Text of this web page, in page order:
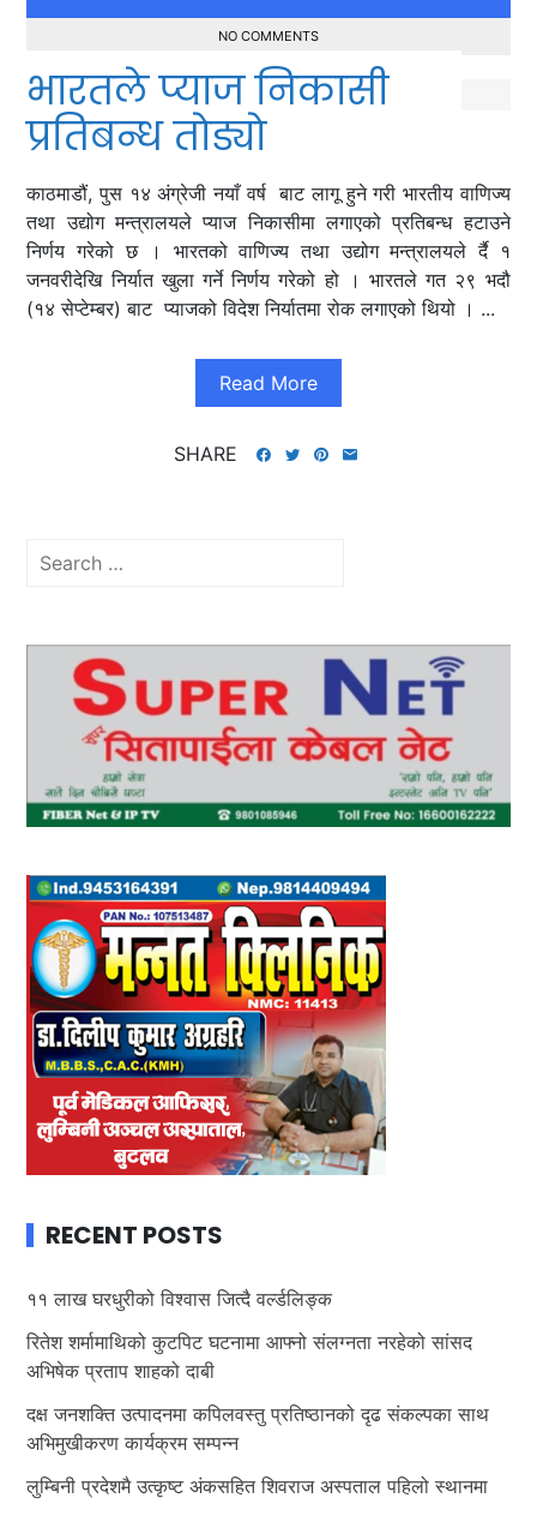
NO COMMENTS
भारतले प्याज निकासी
प्रतिबन्ध ताेड्याे
काठमाडौं, पुस १४ अंग्रेजी नयाँ वर्ष बाट लागू हुने गरी भारतीय वाणिज्य
तथा उद्योग मन्त्रालयले प्याज निकासीमा लगाएको प्रतिबन्ध हटाउने
निर्णय गरेको छ । भारतको वाणिज्य तथा उद्योग मन्त्रालयले र्दै १
जनवरीदेखि निर्यात खुला गर्ने निर्णय गरेको हो । भारतले गत २९ भदौ
(१४ सेप्टेम्बर) बाट प्याजको विदेश निर्यातमा रोक लगाएको थियो । ...
Read More
SHARE
Search
RECENT POSTS
११ लाख घरधुरीको विश्वास जित्दै वर्ल्डलिङ्क
रितेश शर्मामाथिको कुटपिट घटनामा आफ्नो संलग्नता नरहेको सांसद
अभिषेक प्रताप शाहको दाबी
दक्ष जनशक्ति उत्पादनमा कपिलवस्तु प्रतिष्ठानको दृढ संकल्पका साथ
अभिमुखीकरण कार्यक्रम सम्पन्न
लुम्बिनी प्रदेशमै उत्कृष्ट अंकसहित शिवराज अस्पताल पहिलो स्थानमा